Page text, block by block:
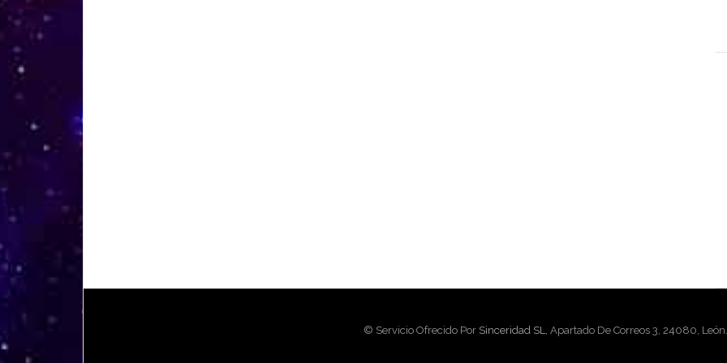
© Servicio Ofrecido Por Sinceridad SL, Apartado De Correos 3, 24080, León.